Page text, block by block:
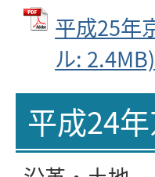
平成25年
ル: 2.4MB)
平成24